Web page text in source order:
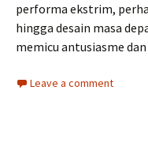
performa ekstrim,
hingga desain masa
memicu antusiasme
Leave a comment